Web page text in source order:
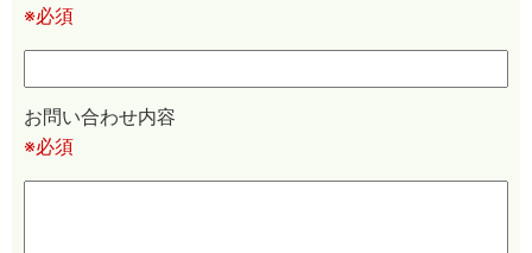
※必須
お問い合わせ内容
※必須